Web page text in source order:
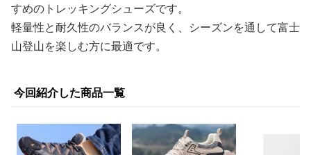
すめのトレッキングシューズです。
軽量性と耐久性のバランスが良く、シーズンを通して富士
山登山を楽しむ方に最適です。
今回紹介した商品一覧